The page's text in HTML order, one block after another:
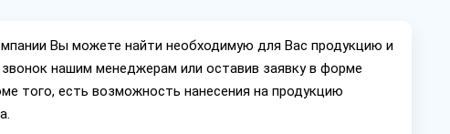
Вы можете найти необходимую для Вас продукцию и
звонок нашим менеджерам или оставив заявку в форме
того, есть возможность нанесения на продукцию